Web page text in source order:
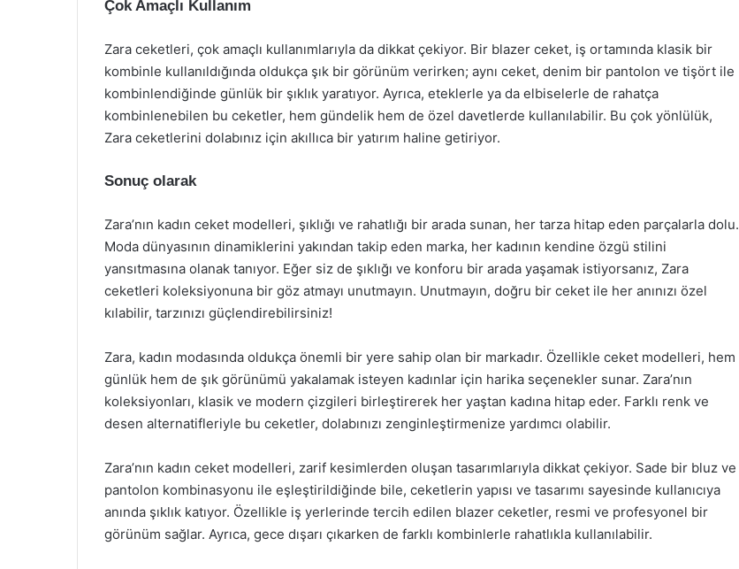
Çok Amaçlı Kullanım
Zara ceketleri, çok amaçlı kullanımlarıyla da dikkat çekiyor. Bir blazer ceket, iş ortamında klasik bir
kombinle kullanıldığında oldukça şık bir görünüm verirken; aynı ceket, denim bir pantolon ve tişört ile
kombinlendiğinde günlük bir şıklık yaratıyor. Ayrıca, eteklerle ya da elbiselerle de rahatça
kombinlenebilen bu ceketler, hem gündelik hem de özel davetlerde kullanılabilir. Bu çok yönlülük,
Zara ceketlerini dolabınız için akıllıca bir yatırım haline getiriyor.
Sonuç olarak
Zara’nın kadın ceket modelleri, şıklığı ve rahatlığı bir arada sunan, her tarza hitap eden parçalarla dolu.
Moda dünyasının dinamiklerini yakından takip eden marka, her kadının kendine özgü stilini
yansıtmasına olanak tanıyor. Eğer siz de şıklığı ve konforu bir arada yaşamak istiyorsanız, Zara
ceketleri koleksiyonuna bir göz atmayı unutmayın. Unutmayın, doğru bir ceket ile her anınızı özel
kılabilir, tarzınızı güçlendirebilirsiniz!
Zara, kadın modasında oldukça önemli bir yere sahip olan bir markadır. Özellikle ceket modelleri, hem
günlük hem de şık görünümü yakalamak isteyen kadınlar için harika seçenekler sunar. Zara’nın
koleksiyonları, klasik ve modern çizgileri birleştirerek her yaştan kadına hitap eder. Farklı renk ve
desen alternatifleriyle bu ceketler, dolabınızı zenginleştirmenize yardımcı olabilir.
Zara’nın kadın ceket modelleri, zarif kesimlerden oluşan tasarımlarıyla dikkat çekiyor. Sade bir bluz ve
pantolon kombinasyonu ile eşleştirildiğinde bile, ceketlerin yapısı ve tasarımı sayesinde kullanıcıya
anında şıklık katıyor. Özellikle iş yerlerinde tercih edilen blazer ceketler, resmi ve profesyonel bir
görünüm sağlar. Ayrıca, gece dışarı çıkarken de farklı kombinlerle rahatlıkla kullanılabilir.